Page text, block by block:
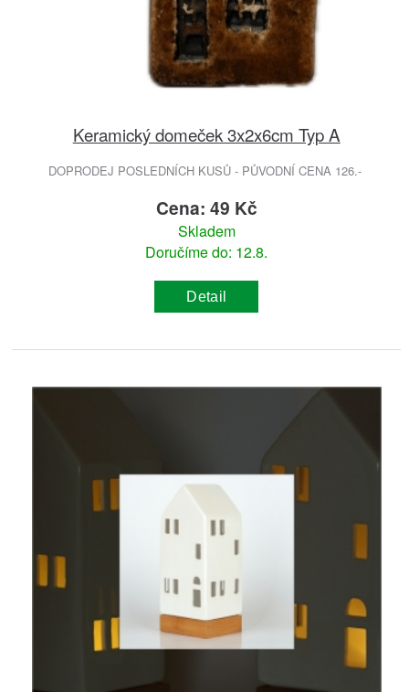
Keramický domeček 3x2x6cm Typ A
DOPRODEJ POSLEDNÍCH KUSŮ - PŮVODNÍ CENA 126.-
Cena: 49 Kč
Skladem
Doručíme do: 12.8.
Detail